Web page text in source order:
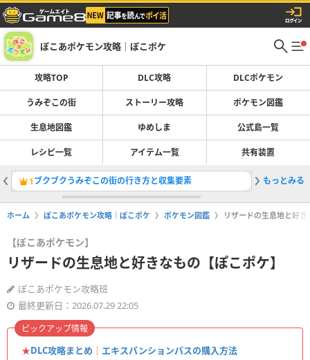
ぽこあポケモン攻略｜ぽこポケ
攻略TOP DLC攻略 DLCポケモン
うみぞこの街 ストーリー攻略 ポケモン図鑑
生息地図鑑 ゆめしま 公式島一覧
レシピ一覧 アイテム一覧 共有装置
1ブクブクうみぞこの街の行き方と収集要素 2生息地
もっとみる
ホーム ぽこあポケモン攻略｜ぽこポケ ポケモン図鑑 リザードの生息地と好
【ぽこあポケモン】
リザードの生息地と好きなもの【ぽこポケ】
ぽこあポケモン攻略班
最終更新日：2026.07.29 22:05
★DLC攻略まとめ ｜ エキスパンションパスの購入方法
ピックアップ情報